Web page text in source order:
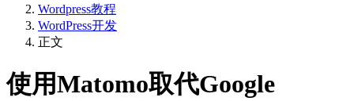
Wordpress教程
WordPress开发
正文
使用Matomo取代Google